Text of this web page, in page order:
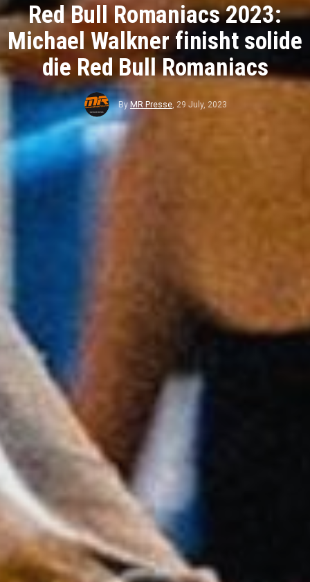
Red Bull Romaniacs 2023:
Michael Walkner finisht solide
die Red Bull Romaniacs
By MR Presse, 29 July, 2023